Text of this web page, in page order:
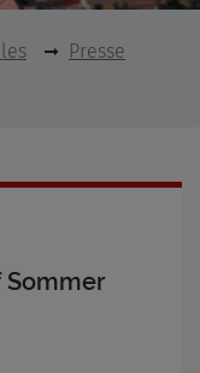
Presse
Sommer